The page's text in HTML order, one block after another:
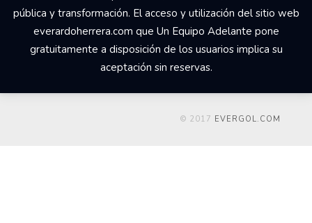
pública y transformación. El acceso y utilización del sitio web
everardoherrera.com que Un Equipo Adelante pone
gratuitamente a disposición de los usuarios implica su
aceptación sin reservas.
© 2017 EVERGOL.COM